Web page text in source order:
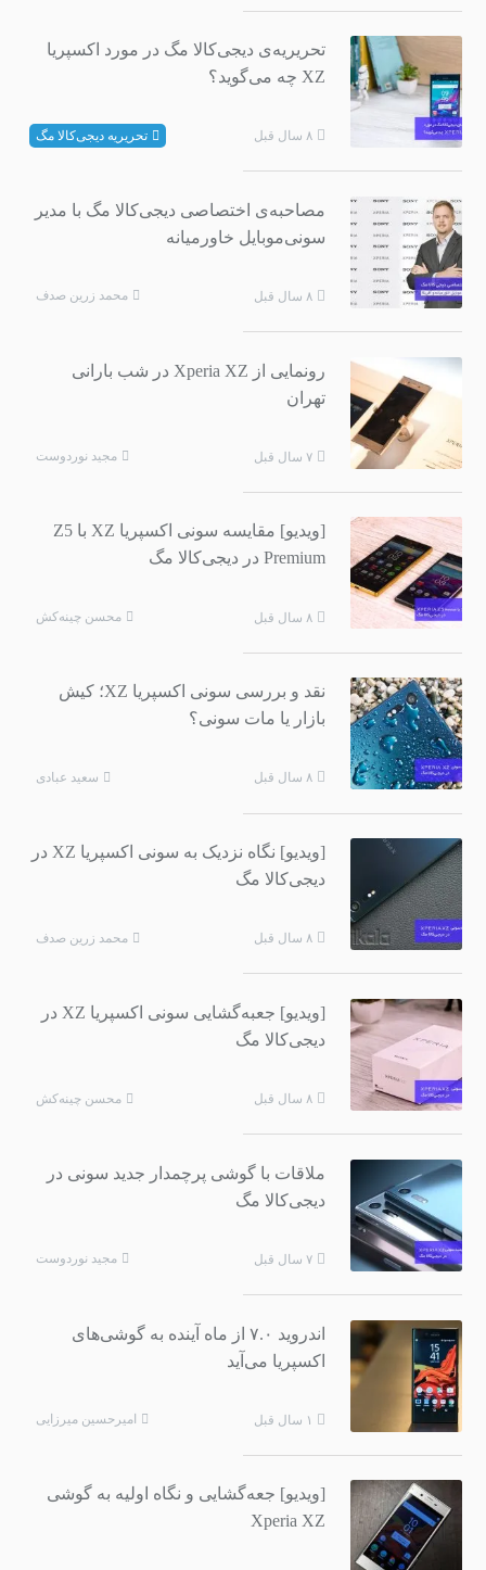
تحریریه‌ی دیجی‌کالا مگ در مورد اکسپریا
XZ چه می‌گوید؟
۸ سال قبل تحریریه دیجی‌کالا مگ
مصاحبه‌ی اختصاصی دیجی‌کالا مگ با مدیر
سونی‌‌موبایل خاورمیانه
۸ سال قبل محمد زرین صدف
رونمایی از Xperia XZ در شب بارانی
تهران
۷ سال قبل مجید نوردوست
[ویدیو] مقایسه سونی اکسپریا XZ با Z5
Premium در دیجی‌کالا مگ
۸ سال قبل محسن چینه‌کش
نقد و بررسی سونی اکسپریا XZ؛ کیش
بازار یا مات سونی؟
۸ سال قبل سعید عبادی
[ویدیو] نگاه نزدیک به سونی اکسپریا XZ در
دیجی‌کالا مگ
۸ سال قبل محمد زرین صدف
[ویدیو] جعبه‌گشایی سونی اکسپریا XZ در
دیجی‌کالا مگ
۸ سال قبل محسن چینه‌کش
ملاقات با گوشی پرچمدار جدید سونی در
دیجی‌کالا مگ
۷ سال قبل مجید نوردوست
اندروید ۷.۰ از ماه آینده به گوشی‌های
اکسپریا می‌آید
۱ سال قبل امیرحسین میرزایی
[ویدیو] جعه‌گشایی و نگاه اولیه به گوشی
Xperia XZ